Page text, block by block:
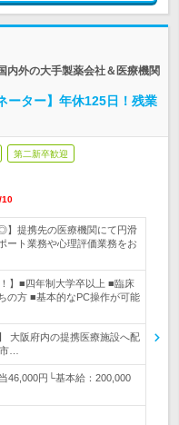
内外の大手製薬会社＆医療機関
ーター】年休125日！残業
第二新卒歓迎
10
】提携先の医療機関にて円滑
ート業務や心理評価業務をお
】■四年制大学卒以上 ■臨床
の方 ■基本的なPC操作が可能
大阪府内の提携医療施設へ配
…
46,000円└基本給：200,000